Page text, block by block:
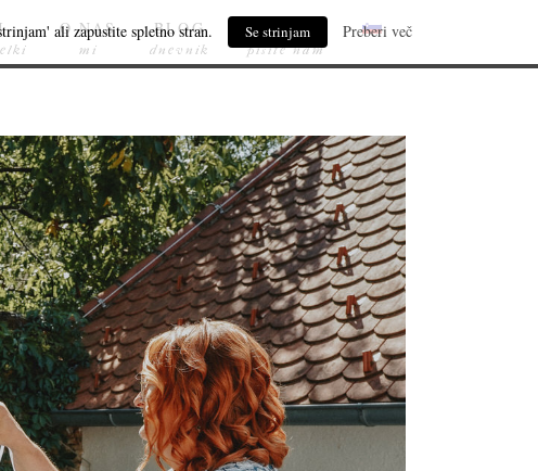
O NAS
mi
BLOG
dnevnik
KONTAKT
pišite nam
ali zapustite spletno stran. Se strinjam Preberi več